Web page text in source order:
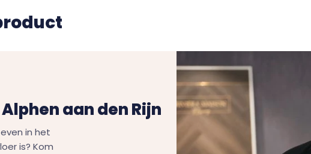
aan den Rijn
in het
is? Kom